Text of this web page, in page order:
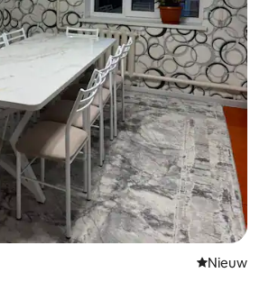
Nieuwe
Nieuw